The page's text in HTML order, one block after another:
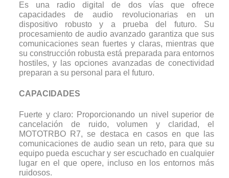
Es una radio digital de dos vías que ofrece
capacidades de audio revolucionarias en un
dispositivo robusto y a prueba del futuro. Su
procesamiento de audio avanzado garantiza que sus
comunicaciones sean fuertes y claras, mientras que
su construcción robusta está preparada para entornos
hostiles, y las opciones avanzadas de conectividad
preparan a su personal para el futuro.
CAPACIDADES
Fuerte y claro: Proporcionando un nivel superior de
cancelación de ruido, volumen y claridad, el
MOTOTRBO R7, se destaca en casos en que las
comunicaciones de audio sean un reto, para que su
equipo pueda escuchar y ser escuchado en cualquier
lugar en el que opere, incluso en los entornos más
ruidosos.